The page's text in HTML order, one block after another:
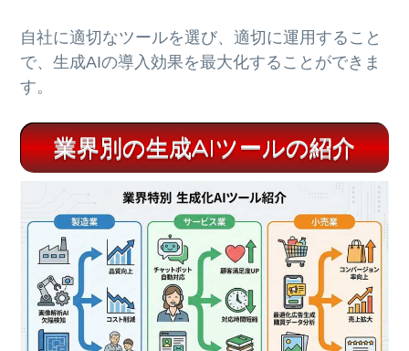
自社に適切なツールを選び、適切に運用すること
で、生成AIの導入効果を最大化することができま
す。
業界別の生成AIツールの紹介